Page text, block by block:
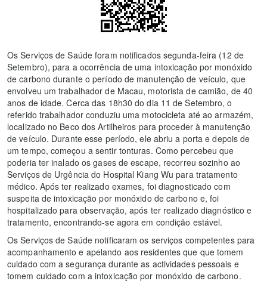
Os Serviços de Saúde foram notificados segunda-feira (12 de
Setembro), para a ocorrência de uma intoxicação por monóxido
de carbono durante o período de manutenção de veículo, que
envolveu um trabalhador de Macau, motorista de camião, de 40
anos de idade. Cerca das 18h30 do dia 11 de Setembro, o
referido trabalhador conduziu uma motocicleta até ao armazém,
localizado no Beco dos Artilheiros para proceder à manutenção
de veículo. Durante esse período, ele abriu a porta e depois de
um tempo, começou a sentir tonturas. Como percebeu que
poderia ter inalado os gases de escape, recorreu sozinho ao
Serviços de Urgência do Hospital Kiang Wu para tratamento
médico. Após ter realizado exames, foi diagnosticado com
suspeita de intoxicação por monóxido de carbono e, foi
hospitalizado para observação, após ter realizado diagnóstico e
tratamento, encontrando-se agora em condição estável.
Os Serviços de Saúde notificaram os serviços competentes para
acompanhamento e apelando aos residentes que que tomem
cuidado com a segurança durante as actividades pessoais e
tomem cuidado com a intoxicação por monóxido de carbono.